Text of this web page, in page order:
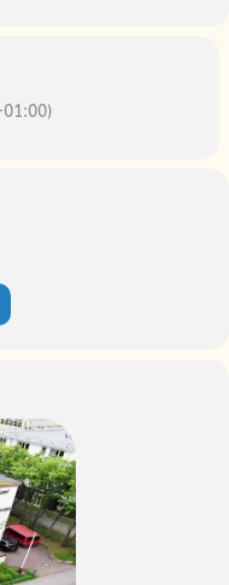
der Begegnungen, des
Bei Saft, Tee,
und jedes Alter. Natürlich